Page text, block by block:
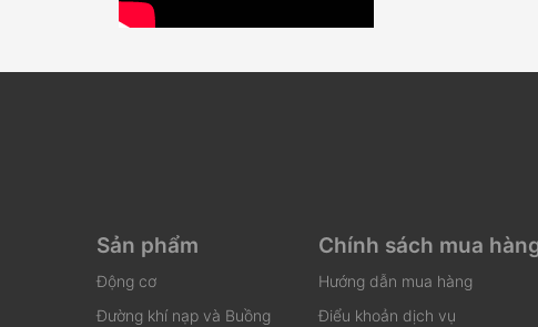
Sản phẩm
Động cơ
Đường khí nạp và Buồng
Chính sách mua
Hướng dẫn mua hàng
Điểu khoản dịch vụ